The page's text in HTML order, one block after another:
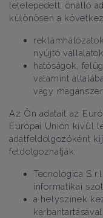
letelepedett, önálló
különösen a
nyújtó
hatóságok,
valamint
vagy
Az Ön adatait az
Európai Unión kívül
adatfeldolgozóként
feldolgozhatják:
Tecnologica
informatikai
a helyszínek